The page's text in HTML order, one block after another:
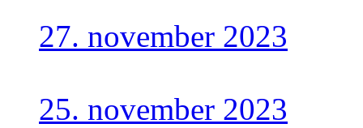
27. november 2023
25. november 2023